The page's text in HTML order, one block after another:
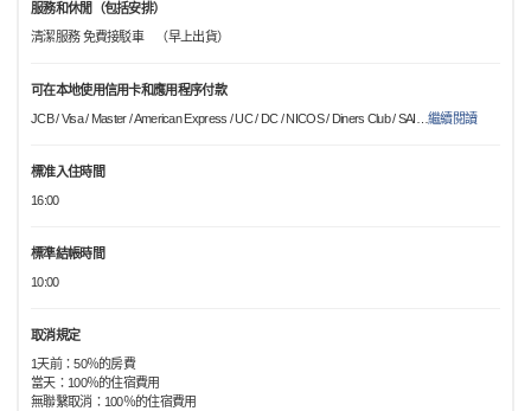
服務和休閒（包括安排）
清潔服務 免費接駁車 （早上出貨）
可在本地使用信用卡和應用程序付款
JCB / Visa / Master / American Express / UC / DC / NICOS / Diners Club / SAI
…繼續閱讀
標准入住時間
16:00
標準結帳時間
10:00
取消規定
1天前：50％的房費
當天：100％的住宿費用
無聯繫取消：100％的住宿費用